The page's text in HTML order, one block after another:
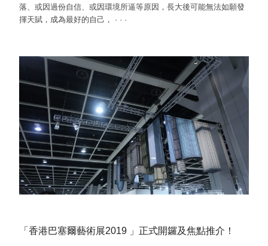
落、或因過份自信、或因環境所逼等原因，長大後可能無法如願發
揮天賦，成為最好的自己， · · ·
「香港巴塞爾藝術展2019 」正式開鑼及焦點推介！